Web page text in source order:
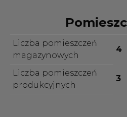
Liczba pomieszczeń
magazynowych
4
Liczba pomieszczeń
produkcyjnych
3